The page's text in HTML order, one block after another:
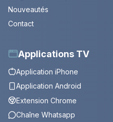
Nouveautés
Contact
Applications TV
Application iPhone
Application Android
Extension Chrome
Chaîne Whatsapp